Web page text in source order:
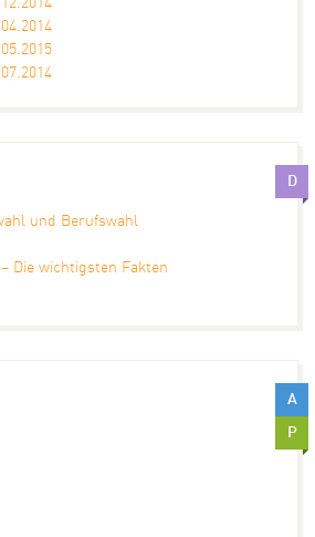
D
und Berufswahl
Die wichtigsten Fakten
A
P